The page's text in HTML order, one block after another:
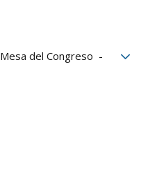
Mesa del Congreso